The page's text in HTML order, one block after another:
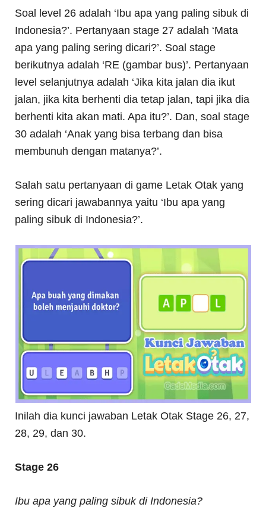
Soal level 26 adalah ‘Ibu apa yang paling sibuk di
Indonesia?’. Pertanyaan stage 27 adalah ‘Mata
apa yang paling sering dicari?’. Soal stage
berikutnya adalah ‘RE (gambar bus)’. Pertanyaan
level selanjutnya adalah ‘Jika kita jalan dia ikut
jalan, jika kita berhenti dia tetap jalan, tapi jika dia
berhenti kita akan mati. Apa itu?’. Dan, soal stage
30 adalah ‘Anak yang bisa terbang dan bisa
membunuh dengan matanya?’.
Salah satu pertanyaan di game Letak Otak yang
sering dicari jawabannya yaitu ‘Ibu apa yang
paling sibuk di Indonesia?’.
Inilah dia kunci jawaban Letak Otak Stage 26, 27,
28, 29, dan 30.
Stage 26
Ibu apa yang paling sibuk di Indonesia?